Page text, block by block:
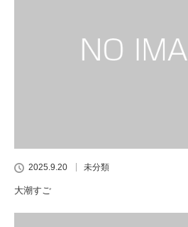
2025.9.20 未分類
大潮すご